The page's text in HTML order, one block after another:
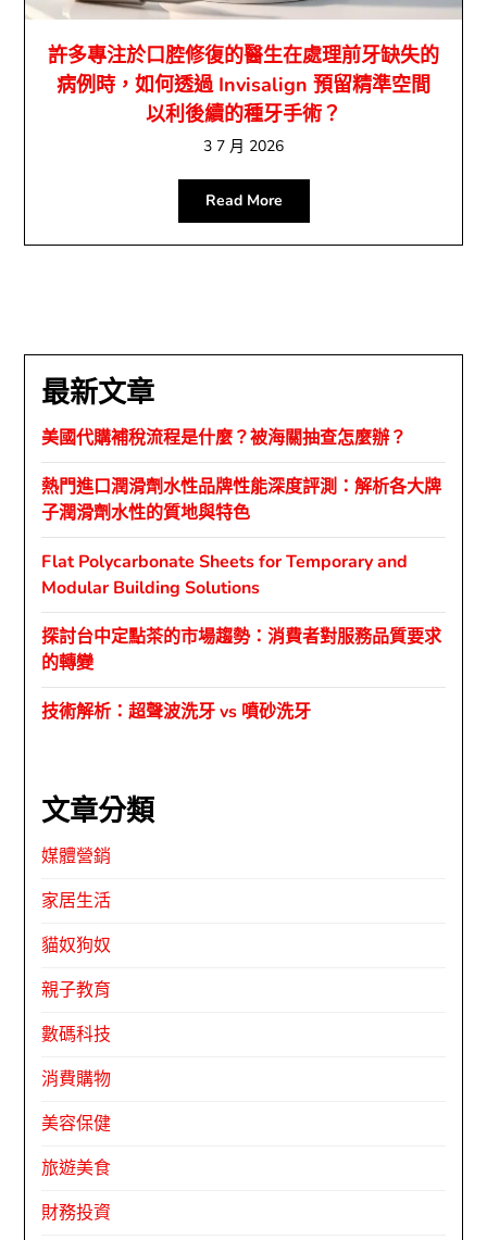
許多專注於口腔修復的醫生在處理前牙缺失的
病例時，如何透過 Invisalign 預留精準空間
以利後續的種牙手術？
3 7 月 2026
Read More
最新文章
美國代購補稅流程是什麼？被海關抽查怎麼辦？
熱門進口潤滑劑水性品牌性能深度評測：解析各大牌
子潤滑劑水性的質地與特色
Flat Polycarbonate Sheets for Temporary and
Modular Building Solutions
探討台中定點茶的市場趨勢：消費者對服務品質要求
的轉變
技術解析：超聲波洗牙 vs 噴砂洗牙
文章分類
媒體營銷
家居生活
貓奴狗奴
親子教育
數碼科技
消費購物
美容保健
旅遊美食
財務投資